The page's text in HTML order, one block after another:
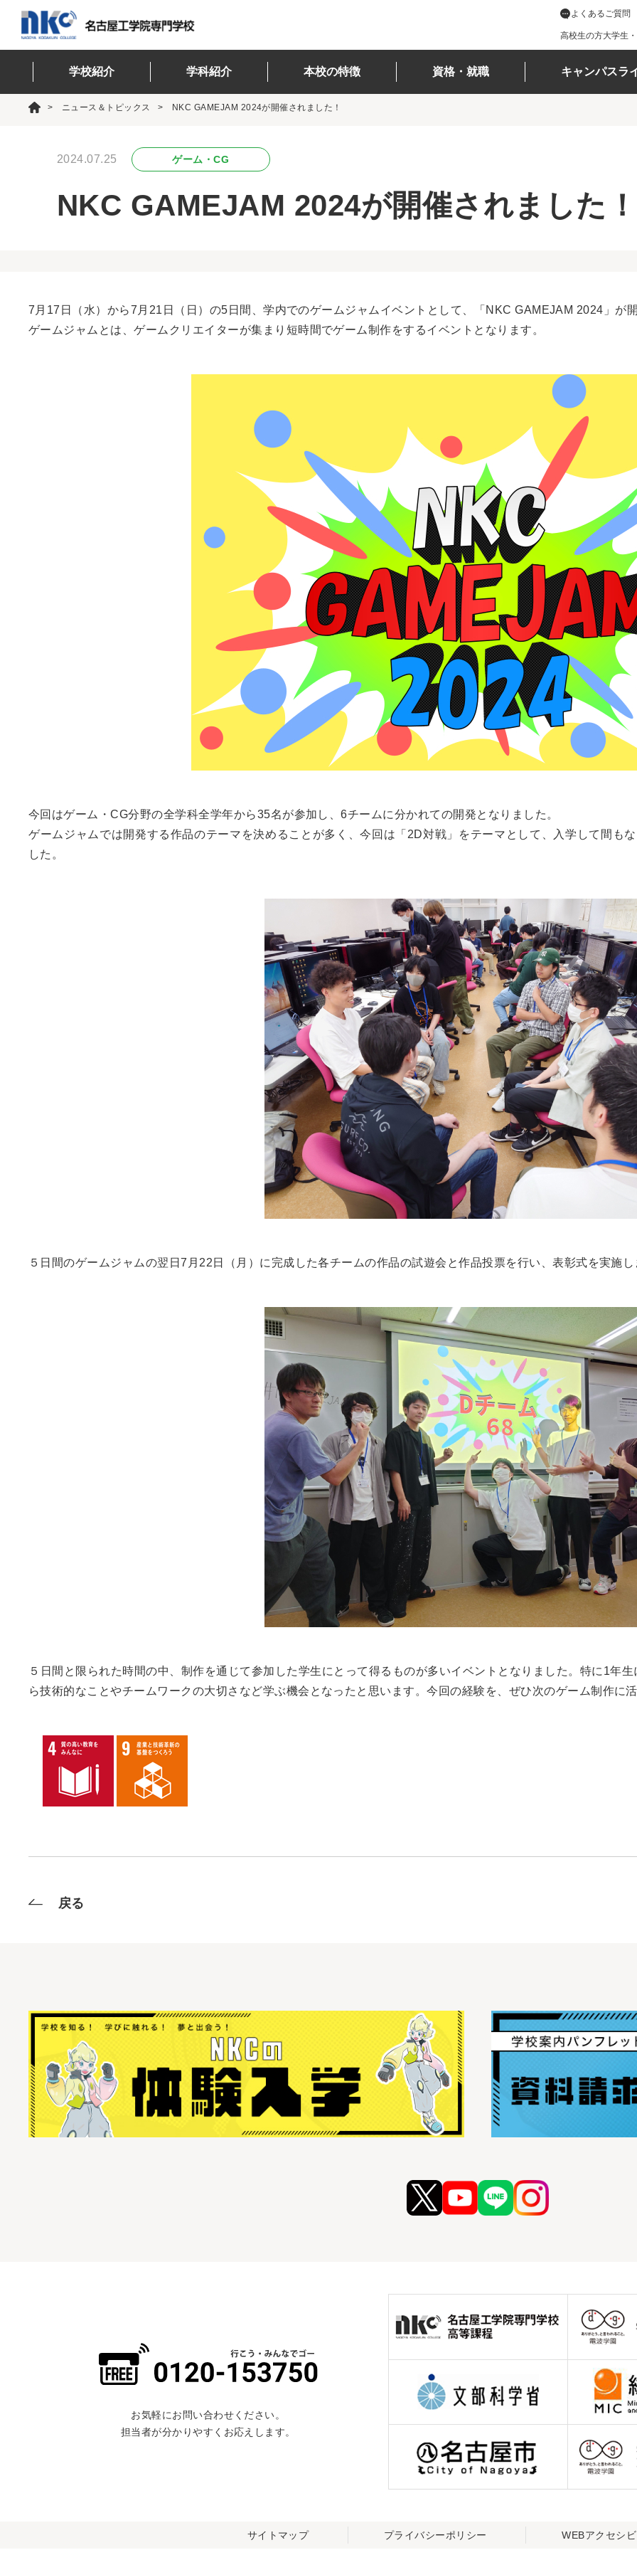
高校生の方大学生
よくあるご質問
学校紹介 学科紹介 本校の特徴 資格・就職 キャンパスラ
ニュース＆トピックス NKC GAMEJAM 2024が開催されました！
2024.07.25 ゲーム・CG
NKC GAMEJAM 2024が開催されました！
7月17日（水）から7月21日（日）の5日間、学内でのゲームジャムイベントとして、「NKC GAMEJAM 2024」が
ゲームジャムとは、ゲームクリエイターが集まり短時間でゲーム制作をするイベントとなります。
今回はゲーム・CG分野の全学科全学年から35名が参加し、6チームに分かれての開発となりました。
ゲームジャムでは開発する作品のテーマを決めることが多く、今回は「2D対戦」をテーマとして、入学して間も
した。
５日間のゲームジャムの翌日7月22日（月）に完成した各チームの作品の試遊会と作品投票を行い、表彰式を実施
５日間と限られた時間の中、制作を通じて参加した学生にとって得るものが多いイベントとなりました。特に1年
ら技術的なことやチームワークの大切さなど学ぶ機会となったと思います。今回の経験を、ぜひ次のゲーム制作に
戻る
お気軽にお問い合わせください。
担当者が分かりやすくお応えします。
サイトマップ プライバシーポリシー WEBアクセシ